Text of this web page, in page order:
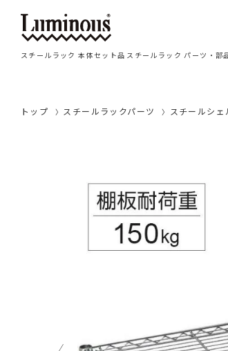
スチールラック 本体セット品 スチールラック パーツ・部
トップ スチールラックパーツ スチールシ